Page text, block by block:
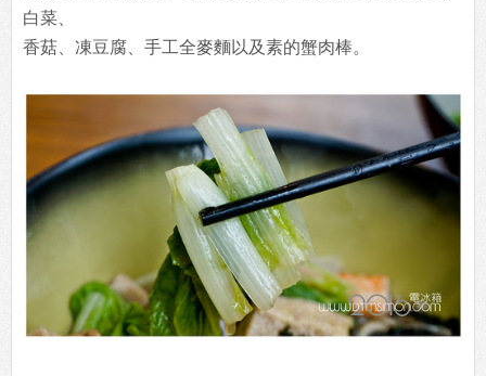
白菜、
香菇、凍豆腐、手工全麥麵以及素的蟹肉棒。